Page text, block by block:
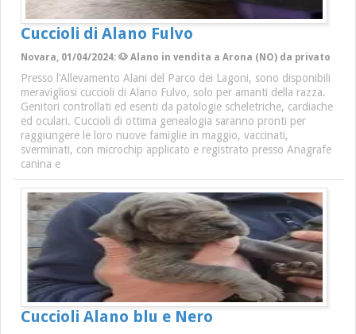
Cuccioli di Alano Fulvo
Novara, 01/04/2024: 🐶 Alano in vendita a Arona (NO) da privato
Presso l'Allevamento Alani del Parco dei Lagoni, sono disponibili
meravigliosi cuccioli di Alano Fulvo, solo per amanti della razza.
Genitori controllati ed esenti da patologie scheletriche, cardiache
ed oculari. Cuccioli di ottima genealogia saranno pronti per
raggiungere le loro nuove famiglie in maggio, vaccinati,
sverminati, con microchip applicato e registrato presso Anagrafe
canina e
Cuccioli Alano blu e Nero